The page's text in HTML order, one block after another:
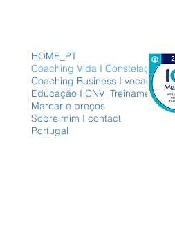
HOME_PT
Coaching Vida I Constelaçoes
Coaching Business I vocação
Educação I CNV_Treinamento
Marcar e preços
Sobre mim I contact
Portugal